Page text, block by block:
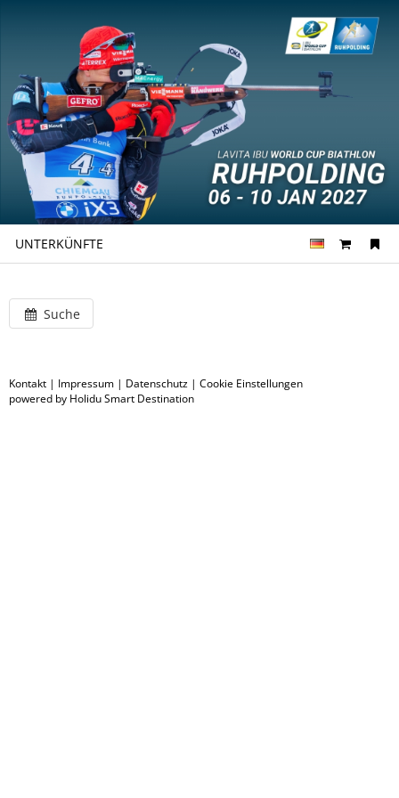
UNTERKÜNFTE
Suche
Kontakt | Impressum | Datenschutz | Cookie Einstellungen
powered by Holidu Smart Destination